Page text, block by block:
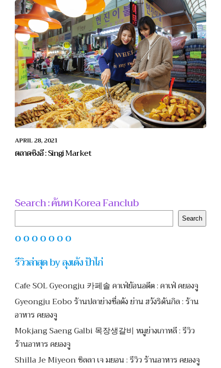
APRIL 28, 2021
ตลาดซิงอี : Singi Market
Search : ค้นหา Korea Fanclub
Search
O O O O O O O
รีวิวล่าสุด by ลุงเด้ง ป้าไก่
Cafe SOL Gyeongju 카페솔 คาเฟ่ย้อนอดีต : คาเฟ่ คยองจู
Gyeongju Eobo ร้านปลาย่างชื่อดัง ย่าน ฮวังริดันกิล : ร้าน
อาหาร คยองจู
Mokjang Saeng Galbi 목장생갈비 หมูย่างเกาหลี : รีวิว
ร้านอาหาร คยองจู
Shilla Je Miyeon ชิลลา เจ มยอน : รีวิว ร้านอาหาร คยองจู